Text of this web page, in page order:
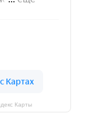
Карты